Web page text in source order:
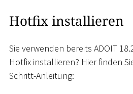
Hotfix installieren
Sie verwenden bereits ADOIT
Hotfix installieren? Hier finden
Schritt-Anleitung: